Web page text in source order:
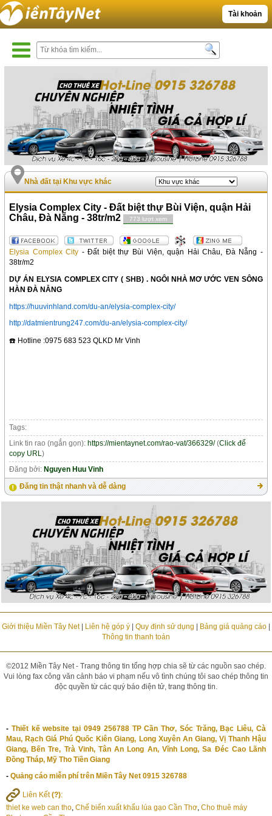
Tài khoản
Nhà đất tại Khu vực khác
Elysia Complex City - Đất biệt thự Bùi Viện, quận Hải
Châu, Đà Nẵng - 38tr/m2
773 lượt xem
Elysia Complex City - Đất biệt thự Bùi Viện, quận Hải Châu, Đà Nẵng -
38tr/m2
DỰ ÁN ELYSIA COMPLEX CITY ( SHB) . NGÔI NHÀ MƠ ƯỚC VEN SÔNG
HÀN ĐÀ NẴNG
https://huuvinhland.com/du-an/elysia-complex-city/
http://datmientrung247.com/du-an/elysia-complex-city/
☎️ Hotline :0975 683 523 QLKD Mr Vinh
Tags:
Link tin rao (ngắn gọn): https://mientaynet.com/rao-vat/366329/(Click để
copy URL)
Đăng bởi: Nguyen Huu Vinh
Đăng tin thật nhanh và dễ dàng
Giới thiệu Miền Tây Net| Liên hệ góp ý| Quy định sử dụng Bảng giá quảng cáo|
Thông tin thanh toán
©2012 Miền Tây Net - Trang thông tin tổng hợp chia sẽ từ các nguồn sao chép.
Vui lòng fax công văn cảnh báo vi phạm nếu vô tình chúng tôi sao chép thông tin
độc quyền từ các quý báo điện tử, trang thông tin.
- Thiết kế website tại 0949 256788 TP Cần Thơ, Sóc Trăng, Bạc Liêu, Cà
Mau, Rạch Giá Phú Quốc Kiên Giang, Long Xuyên An Giang, Vị Thanh Hậu
Giang, Bến Tre, Trà Vinh, Tân An Long An, Vĩnh Long, Sa Đéc Cao Lãnh
Đồng Tháp, Mỹ Tho Tiền Giang
- Quảng cáo miễn phí trên Miền Tây Net 0915 326788
Liên Kết(?):
thiet ke web can tho, Chế biến xuất khẩu lúa gạo Cần Thơ, Cho thuê máy